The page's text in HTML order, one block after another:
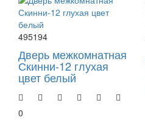
495194
Дверь межкомнатная
Скинни-12 глухая
цвет белый
0